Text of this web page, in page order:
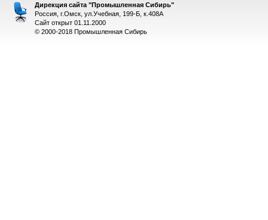
Дирекция сайта "Промышленная Сибирь"
Россия, г.Омск, ул.Учебная, 199-Б, к.408А
Сайт открыт 01.11.2000
© 2000-2018 Промышленная Сибирь